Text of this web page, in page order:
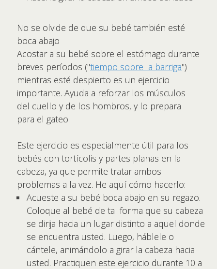
No se olvide de que su bebé también esté
boca abajo
Acostar a su bebé sobre el estómago durante
breves períodos ("tiempo sobre la barriga")
mientras esté despierto es un ejercicio
importante. Ayuda a reforzar los músculos
del cuello y de los hombros, y lo prepara
para el gateo.
Este ejercicio es especialmente útil para los
bebés con tortícolis y partes planas en la
cabeza, ya que permite tratar ambos
problemas a la vez. He aquí cómo hacerlo:
Acueste a su bebé boca abajo en su regazo.
Coloque al bebé de tal forma que su cabeza
se dirija hacia un lugar distinto a aquel donde
se encuentra usted. Luego, háblele o
cántele, animándolo a girar la cabeza hacia
usted. Practiquen este ejercicio durante 10 a